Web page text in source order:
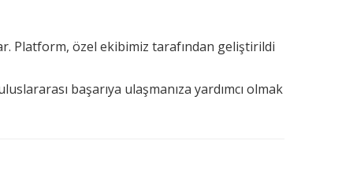
Platform, özel ekibimiz tarafından geliştirildi
başarıya ulaşmanıza yardımcı olmak